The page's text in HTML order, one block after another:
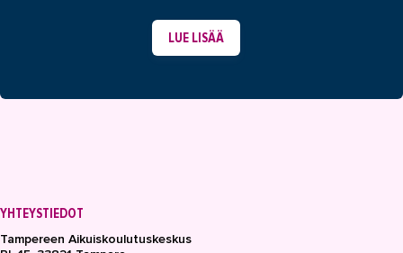
LUE LISÄÄ
YHTEYSTIEDOT
Tampereen Aikuiskoulutuskeskus